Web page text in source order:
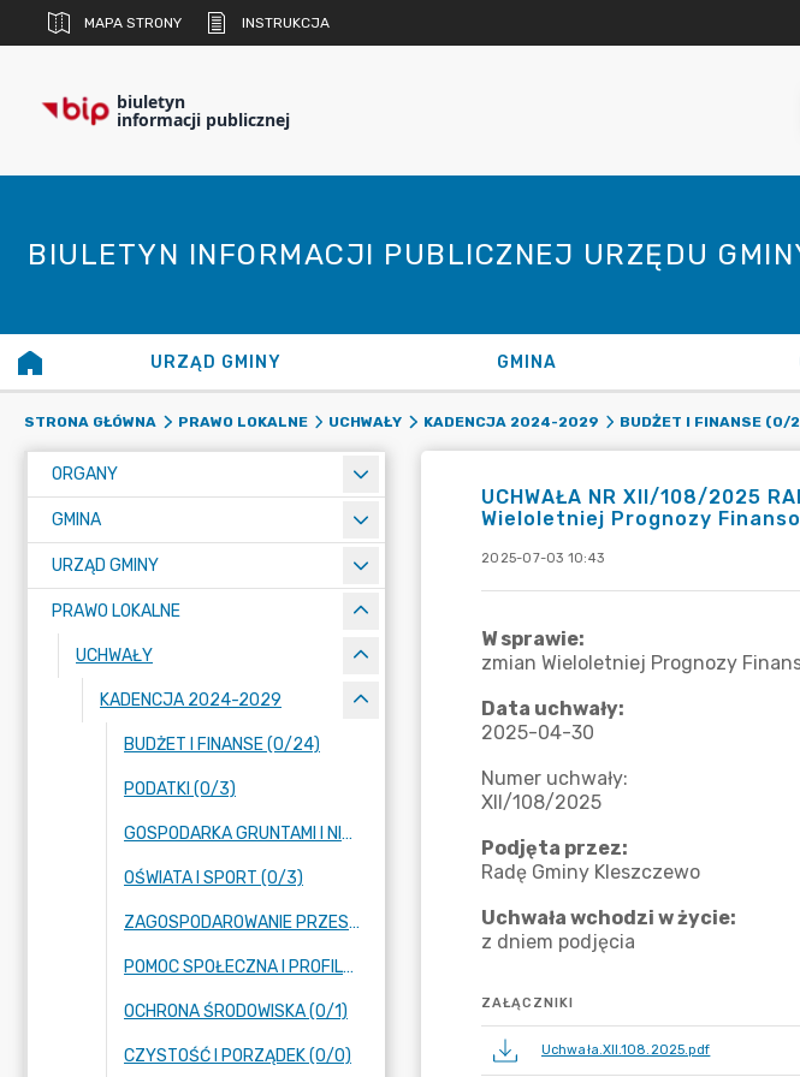
MAPA STRONY INSTRUKCJA
biuletyn
informacji publicznej
BIULETYN INFORMACJI PUBLICZNEJ URZĘDU
URZĄD GMINY GMINA
STRONA GŁÓWNA PRAWO LOKALNE UCHWAŁY KADENCJA 2024-2029 BUDŻET I FINANSE (0/
ORGANY
GMINA
URZĄD GMINY
PRAWO LOKALNE
UCHWAŁY
KADENCJA 2024-2029
BUDŻET I FINANSE (0/24)
PODATKI (0/3)
GOSPODARKA GRUNTAMI I NIERUCHOMOŚCIAMI (0/13)
OŚWIATA I SPORT (0/3)
ZAGOSPODAROWANIE PRZESTRZENNE (0/14)
POMOC SPOŁECZNA I PROFILAKTYKA UZALEŻNIEŃ (0/2)
OCHRONA ŚRODOWISKA (0/1)
CZYSTOŚĆ I PORZĄDEK (0/0)
UCHWAŁA NR XII/108/2025
Wieloletniej Prognozy
2025-07-03 10:43
ZAŁĄCZNIKI
Uchwała.XII.108.2025.pdf